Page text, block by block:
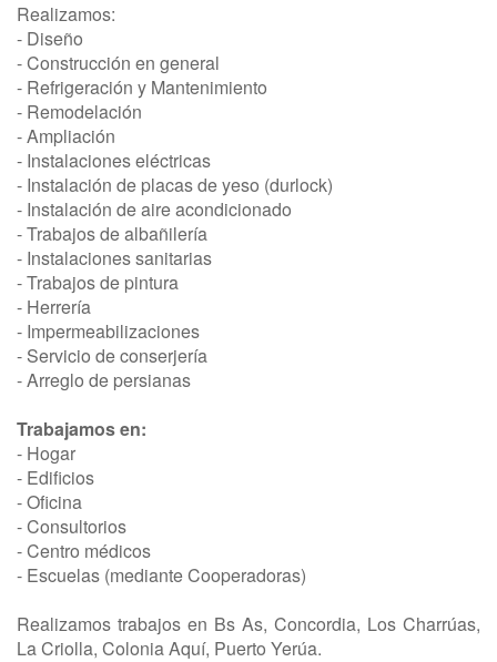
Realizamos:
- Diseño
- Construcción en general
- Refrigeración y Mantenimiento
- Remodelación
- Ampliación
- Instalaciones eléctricas
- Instalación de placas de yeso (durlock)
- Instalación de aire acondicionado
- Trabajos de albañilería
- Instalaciones sanitarias
- Trabajos de pintura
- Herrería
- Impermeabilizaciones
- Servicio de conserjería
- Arreglo de persianas
Trabajamos en:
- Hogar
- Edificios
- Oficina
- Consultorios
- Centro médicos
- Escuelas (mediante Cooperadoras)
Realizamos trabajos en Bs As, Concordia, Los Charrúas,
La Criolla, Colonia Aquí, Puerto Yerúa.